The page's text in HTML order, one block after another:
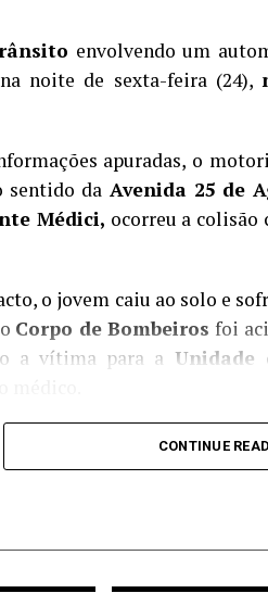
envolvendo um
noite de sexta-feira (24),
apuradas, o
sentido daAvenida 25 de
Médici, ocorreu a
o jovem caiu ao solo e
Corpo de Bombeiros foi
a vítima para a Unidade
permaneceu no local
realizou o registro da
deverão ser
CONTINUE